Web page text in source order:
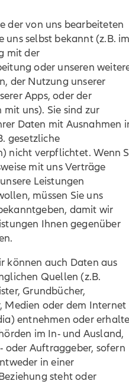
der von uns bearbeiteten
uns selbst bekannt (z.B.
mit der
oder unseren
der Nutzung unserer
Apps, oder der
uns). Sie sind zur
Daten mit Ausnahmen
gesetzliche
nicht verpflichtet. Wenn
mit uns Verträge
Leistungen
müssen Sie uns
damit wir
Ihnen gegenüber
können auch Daten aus
Quellen (z.B.
Grundbücher,
Medien oder dem Internet
entnehmen oder
im In- und Ausland,
oder Auftraggeber, sofern
in einer
steht oder